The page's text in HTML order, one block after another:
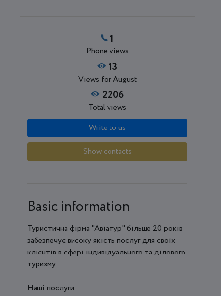
1
Phone views
13
Views for August
2206
Total views
Write to us
Show contacts
Basic information
Туристична фірма "Авіатур" більше 20 років
забезпечує високу якість послуг для своїх
клієнтів в сфері індивідуального та ділового
туризму.
Наші послуги: